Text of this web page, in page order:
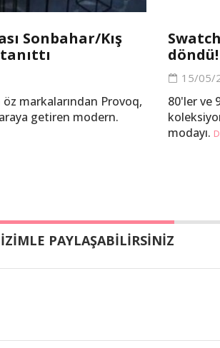
Sonbahar/Kış
öz markalarından Provoq,
getiren modern.
döndü!
15/05/
80'ler ve
modayı.
PAYLAŞABİLİRSİNİZ